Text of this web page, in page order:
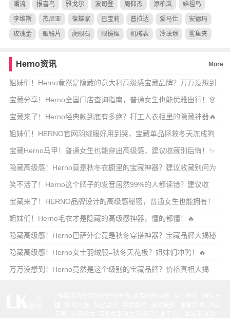
潮流 报喜鸟 雅戈尔 波司登 周仰杰 添柏岚 始祖鸟
李维斯 杰尼亚 葆蝶家 巴宝莉 普拉达 爱马仕 安德玛
玫瑰金 眼镜片 虎眼石 眼镜框 机械表 冷珐琅 鲨鱼夹
Herno资讯 More
姐妹们！Herno竟然是隐藏的意大利高级感宝藏品牌？万万没想到
的秘密都在这儿
宝藏分享！Herno全国门店查询指南，普通女生也能优雅出行！👗
宝藏来了！Herno经典款到底有多绝？打工人衣柜里的隐藏神器🔥
姐妹们！HERNO官网羽绒服好用到哭，宝藏单品拯救冬天冻成狗
的你！🔥
宝藏Herno马甲！普通女生也能穿出高级感，建议收藏别后悔！✨
隐藏高级感！Herno竟是秋冬衣橱里的宝藏神器？建议收藏别问为
什么！🔥
笑不活了！Herno这个牌子的发音居然99%的人都读错？建议收
藏，家人们快来
宝藏来了！HERNO品牌设计的高级感秘密，普通女生也能拥有！
🔥
姐妹们！Herno毛衣才是隐藏的高级感神器，懂的都懂！🔥
隐藏高级感！Herno巴萨外套竟是秋冬穿搭神器？宝藏品牌大揭秘
🔥
隐藏高级感！Herno女士羽绒服=秋冬天花板？姐妹们冲鸭！🔥
万万没想到！Herno竟然是这个级别的宝藏品牌？价格真相大揭